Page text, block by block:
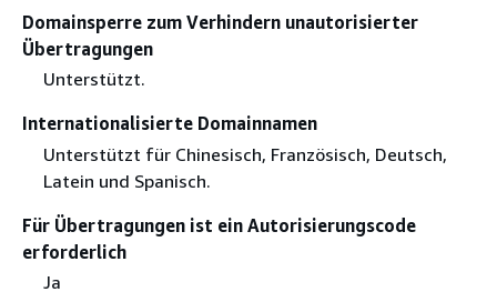
Domainsperre zum Verhindern unautorisierter
Übertragungen
Unterstützt.
Internationalisierte Domainnamen
Unterstützt für Chinesisch, Französisch, Deutsch,
Latein und Spanisch.
Für Übertragungen ist ein Autorisierungscode
erforderlich
Ja